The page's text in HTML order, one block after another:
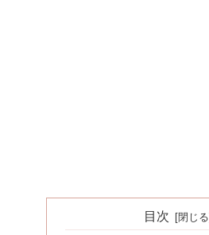
目次